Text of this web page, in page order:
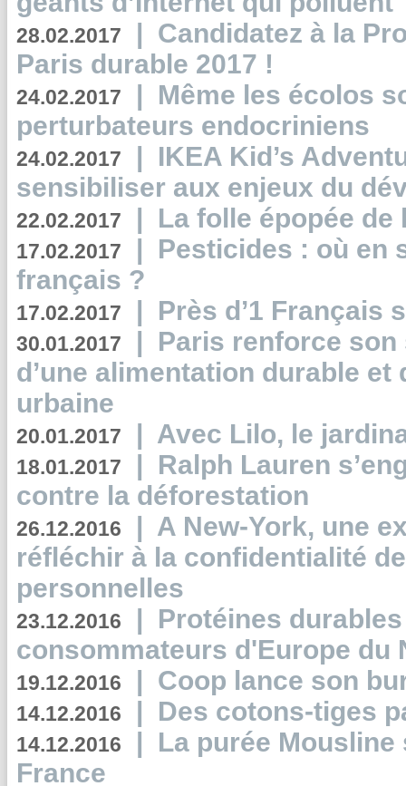
28.02.2017 | Candidatez à la
Paris durable 2017 !
24.02.2017 | Même les écolos
perturbateurs endocriniens
24.02.2017 | IKEA Kid’s
sensibiliser aux enjeux du
22.02.2017 | La folle épopée de
17.02.2017 | Pesticides : où en
français ?
17.02.2017 | Près d’1 Français
30.01.2017 | Paris renforce
d’une alimentation durable et
urbaine
20.01.2017 | Avec Lilo, le
18.01.2017 | Ralph Lauren
contre la déforestation
26.12.2016 | A New-York, une
réfléchir à la confidentialité
personnelles
23.12.2016 | Protéines
consommateurs d'Europe du
19.12.2016 | Coop lance son
14.12.2016 | Des cotons-tiges
14.12.2016 | La purée
France